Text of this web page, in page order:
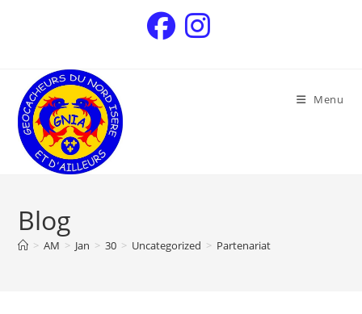
Menu
Blog
> AM > Jan > 30 > Uncategorized > Partenariat